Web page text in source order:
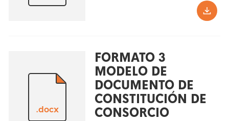
.docx
FORMATO 3
MODELO DE
DOCUMENTO DE
CONSTITUCIÓN DE
CONSORCIO